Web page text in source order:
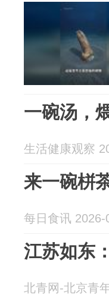
一碗汤，
生活健康观察
来一碗栟
每日食讯 2026-
江苏如东
北青网-北京青